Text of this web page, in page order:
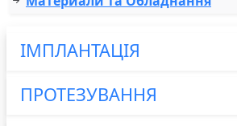
ІМПЛАНТАЦІЯ
ПРОТЕЗУВАННЯ